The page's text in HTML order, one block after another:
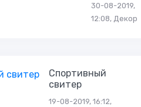
30-08-2019,
12:08, Декор
Спортивный
свитер
19-08-2019, 16:12,